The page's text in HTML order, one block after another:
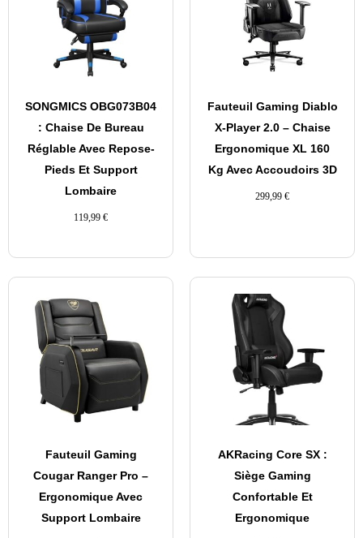
SONGMICS OBG073B04
: Chaise De Bureau
Réglable Avec Repose-
Pieds Et Support
Lombaire
119,99 €
Fauteuil Gaming Diablo
X-Player 2.0 – Chaise
Ergonomique XL 160
Kg Avec Accoudoirs 3D
299,99 €
Fauteuil Gaming
Cougar Ranger Pro –
Ergonomique Avec
Support Lombaire
AKRacing Core SX :
Siège Gaming
Confortable Et
Ergonomique